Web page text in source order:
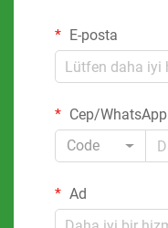
E-posta
Cep/WhatsApp
Code
Ad